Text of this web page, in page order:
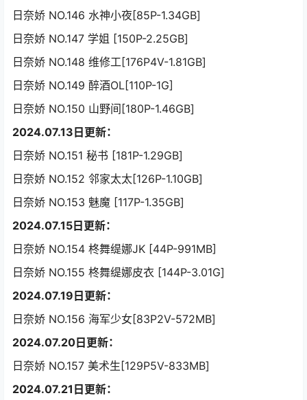
日奈娇 NO.146 水神小夜[85P-1.34GB]
日奈娇 NO.147 学姐 [150P-2.25GB]
日奈娇 NO.148 维修工[176P4V-1.81GB]
日奈娇 NO.149 醉酒OL[110P-1G]
日奈娇 NO.150 山野间[180P-1.46GB]
2024.07.13日更新：
日奈娇 NO.151 秘书 [181P-1.29GB]
日奈娇 NO.152 邻家太太[126P-1.10GB]
日奈娇 NO.153 魅魔 [117P-1.35GB]
2024.07.15日更新：
日奈娇 NO.154 柊舞缇娜JK [44P-991MB]
日奈娇 NO.155 柊舞缇娜皮衣 [144P-3.01G]
2024.07.19日更新：
日奈娇 NO.156 海军少女[83P2V-572MB]
2024.07.20日更新：
日奈娇 NO.157 美术生[129P5V-833MB]
2024.07.21日更新：